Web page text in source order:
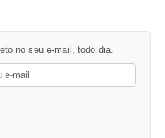
no seu e-mail, todo dia.